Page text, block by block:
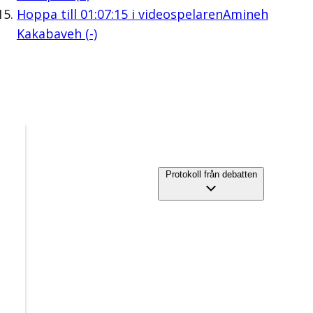
Hoppa till 01:07:15i videospelarenAmineh
Kakabaveh (-)
Protokoll från debatten